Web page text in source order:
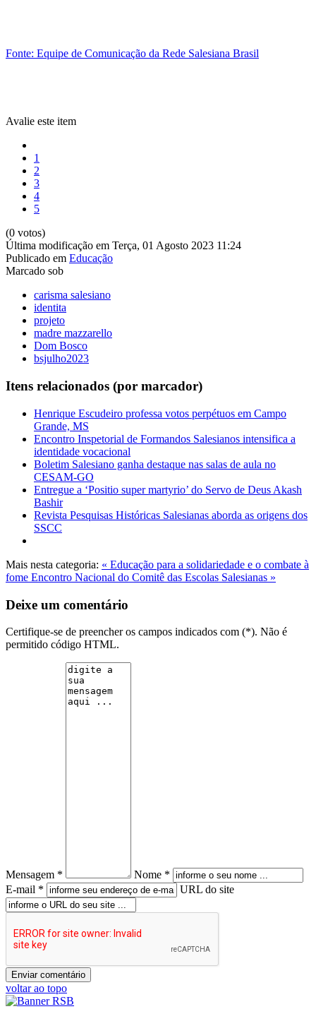
Fonte: Equipe de Comunicação da Rede Salesiana Brasil
Avalie este item
1
2
3
4
5
(0 votos)
Última modificação em Terça, 01 Agosto 2023 11:24
Publicado em Educação
Marcado sob
carisma salesiano
identita
projeto
madre mazzarello
Dom Bosco
bsjulho2023
Itens relacionados (por marcador)
Henrique Escudeiro professa votos perpétuos em Campo
Grande, MS
Encontro Inspetorial de Formandos Salesianos intensifica a
identidade vocacional
Boletim Salesiano ganha destaque nas salas de aula no
CESAM-GO
Entregue a ‘Positio super martyrio’ do Servo de Deus Akash
Bashir
Revista Pesquisas Históricas Salesianas aborda as origens dos
SSCC
Mais nesta categoria: « Educação para a solidariedade e o combate à
fome Encontro Nacional do Comitê das Escolas Salesianas »
Deixe um comentário
Certifique-se de preencher os campos indicados com (*). Não é
permitido código HTML.
Mensagem *
Nome *
E-mail *
URL do site
voltar ao topo